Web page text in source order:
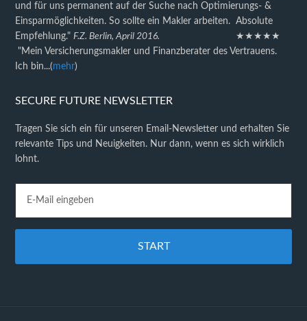
und für uns permanent auf der Suche nach Optimierungs- &
Einsparmöglichkeiten. So sollte ein Makler arbeiten. Absolute
Empfehlung." F.Z. Berlin, April 2016. ★★★★★
"Mein Versicherungsmakler und Finanzberater des Vertrauens.
Ich bin...(mehr)
SECURE FUTURE NEWSLETTER
Tragen Sie sich ein für unseren Email-Newsletter und erhalten Sie
relevante Tips und Neuigkeiten. Nur dann, wenn es sich wirklich
lohnt.